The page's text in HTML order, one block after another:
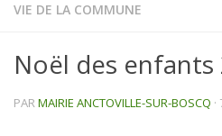
VIE DE LA COMMUNE
Noël des enfants
PARMAIRIE ANCTOVILLE-SUR-BOSCQ ·